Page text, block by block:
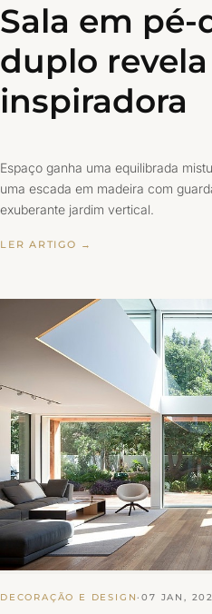
Sala em
duplo
inspiradora
Espaço ganha uma equilibrada
uma escada em madeira com
exuberante jardim vertical.
LER ARTIGO →
DECORAÇÃO E DESIGN·07 JAN,